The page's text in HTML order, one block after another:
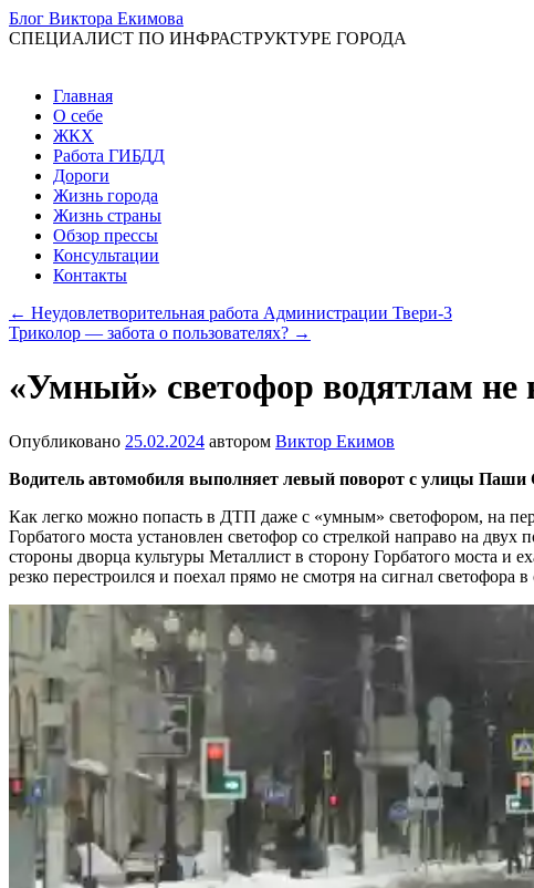
Блог Виктора Екимова
СПЕЦИАЛИСТ ПО ИНФРАСТРУКТУРЕ ГОРОДА
Перейти
содержимому
Главная
О себе
ЖКХ
Работа ГИБДД
Дороги
Жизнь города
Жизнь страны
Обзор прессы
Консультации
Контакты
← Неудовлетворительная работа Администрации Твери-3
Триколор — забота о пользователях? →
«Умный» светофор водятлам
Опубликовано 25.02.2024 автором Виктор Екимов
Водитель автомобиля выполняет левый поворот с улицы Паши
Как легко можно попасть в ДТП даже с «умным» светофором, на
Горбатого моста установлен светофор со стрелкой направо на
стороны дворца культуры Металлист в сторону Горбатого моста и
резко перестроился и поехал прямо не смотря на сигнал светофора